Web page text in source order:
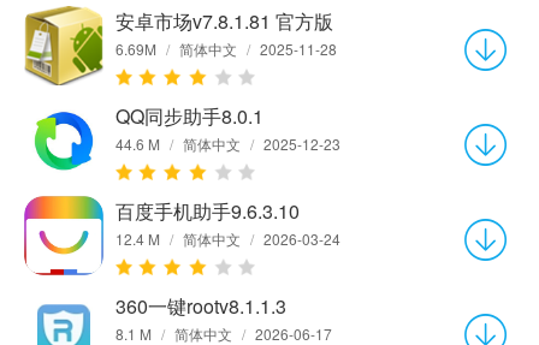
安卓市场v7.8.1.81 官方版
6.69M / 简体中文 / 2025-11-28
QQ同步助手8.0.1
44.6 M / 简体中文 / 2025-12-23
百度手机助手9.6.3.10
12.4 M / 简体中文 / 2026-03-24
360一键rootv8.1.1.3
8.1 M / 简体中文 / 2026-06-17